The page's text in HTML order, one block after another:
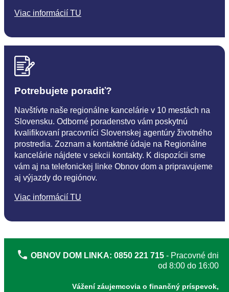
Viac informácií TU
Potrebujete poradiť?
Navštívte naše regionálne kancelárie v 10 mestách na
Slovensku. Odborné poradenstvo vám poskytnú
kvalifikovaní pracovníci Slovenskej agentúry životného
prostredia. Zoznam a kontaktné údaje na Regionálne
kancelárie nájdete v sekcii kontakty. K dispozícii sme
vám aj na telefonickej linke Obnov dom a pripravujeme
aj výjazdy do regiónov.
Viac informácií TU
OBNOV DOM LINKA: 0850 221 715 - Pracovné dni
od 8:00 do 16:00
Vážení záujemcovia o finančný príspevok,